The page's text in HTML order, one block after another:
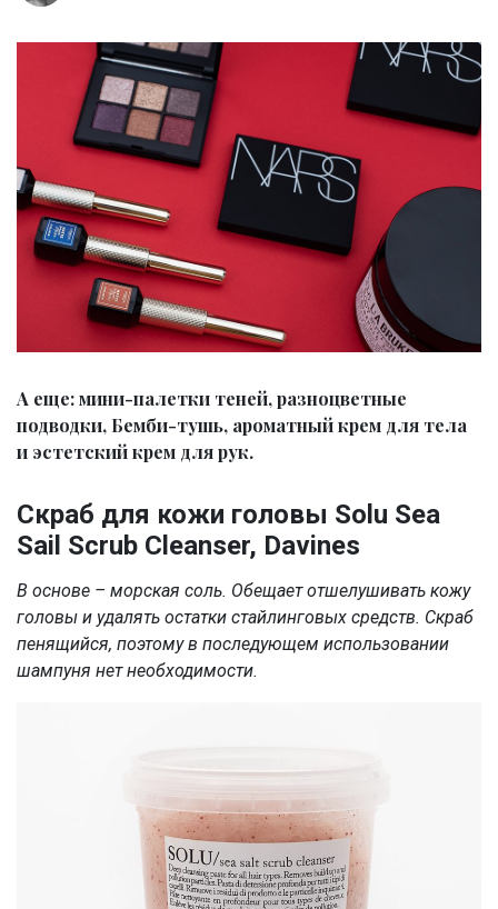
А еще: мини-палетки теней, разноцветные
подводки, Бемби-тушь, ароматный крем для тела
и эстетский крем для рук.
Скраб для кожи головы Solu Sea
Sail Scrub Cleanser, Davines
В основе – морская соль. Обещает отшелушивать кожу
головы и удалять остатки стайлинговых средств. Скраб
пенящийся, поэтому в последующем использовании
шампуня нет необходимости.